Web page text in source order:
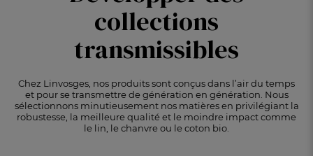
collections
transmissibles
Chez Linvosges, nos produits sont conçus dans l’air du temps
et pour se transmettre degénération en génération. Nous
sélectionnons minutieusement nos matières en privilégiantla
robustesse, la meilleure qualité et le moindre impact comme
le lin, le chanvre ou le coton bio.